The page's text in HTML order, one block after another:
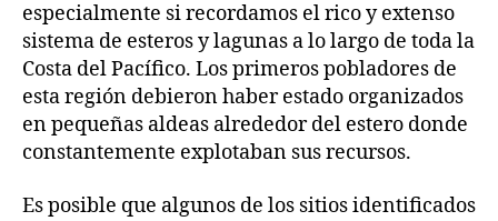
especialmente si recordamos el rico y extenso
sistema de esteros y lagunas a lo largo de toda la
Costa del Pacífico. Los primeros pobladores de
esta región debieron haber estado organizados
en pequeñas aldeas alrededor del estero donde
constantemente explotaban sus recursos.
Es posible que algunos de los sitios identificados